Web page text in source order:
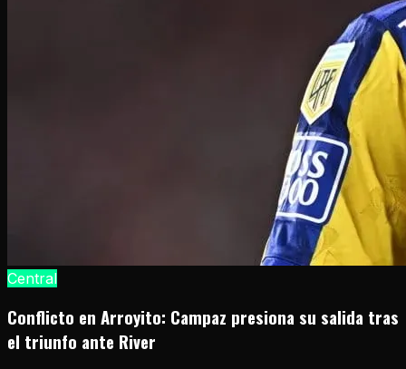
Central
Conflicto en Arroyito: Campaz presiona su salida tras
el triunfo ante River